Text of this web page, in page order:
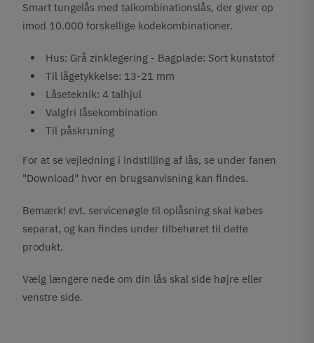
Smart tungelås med talkombinationslås, der giver op
imod 10.000 forskellige kodekombinationer.
Hus: Grå zinklegering - Bagplade: Sort kunststof
Til lågetykkelse: 13-21 mm
Låseteknik: 4 talhjul
Valgfri låsekombination
Til påskruning
For at se vejledning i indstilling af lås, se under fanen
"Download" hvor en brugsanvisning kan findes.
Bemærk! evt. servicenøgle til oplåsning skal købes
separat, og kan findes under tilbehøret til dette
produkt.
Vælg længere nede om din lås skal side højre eller
venstre side.